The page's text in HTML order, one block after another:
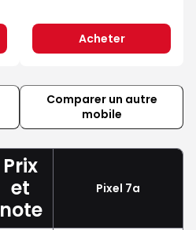
Acheter
Comparer un autre
mobile
Prix
et
note
Pixel 7a